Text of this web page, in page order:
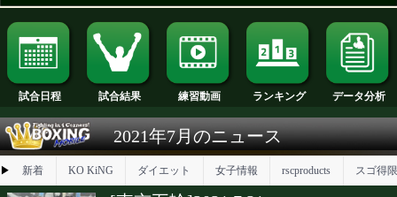
試合日程 試合結果 練習動画 ランキング